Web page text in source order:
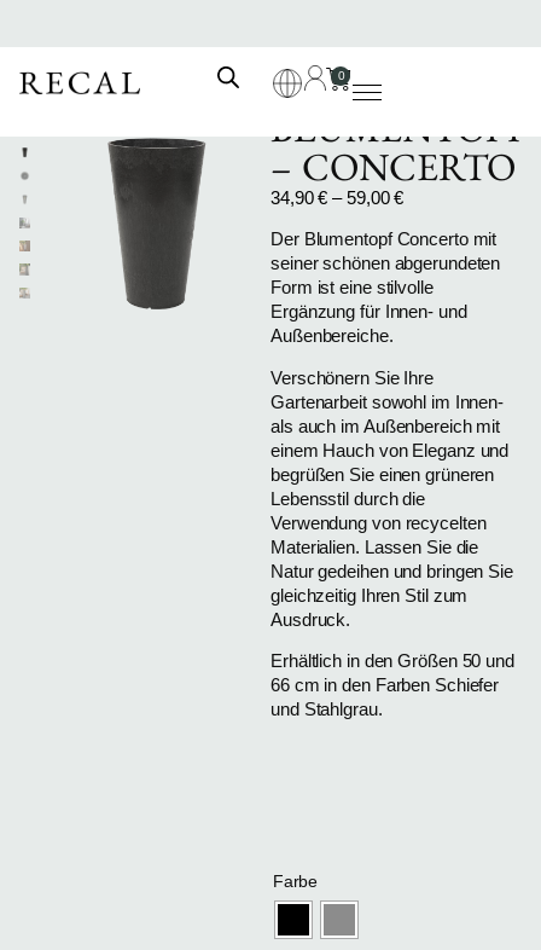
0
BLUMENTOPF
– CONCERTO
34,90€ –59,00€
Der Blumentopf Concerto mit
seiner schönen abgerundeten
Form ist eine stilvolle
Ergänzung für Innen- und
Außenbereiche.
Verschönern Sie Ihre
Gartenarbeit sowohl im Innen-
als auch im Außenbereich mit
einem Hauch von Eleganz und
begrüßen Sie einen grüneren
Lebensstil durch die
Verwendung von recycelten
Materialien. Lassen Sie die
Natur gedeihen und bringen Sie
gleichzeitig Ihren Stil zum
Ausdruck.
Erhältlich in den Größen 50 und
66 cm in den Farben Schiefer
und Stahlgrau.
Farbe